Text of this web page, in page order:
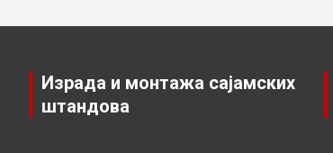
Израда и монтажа сајамских
штандова